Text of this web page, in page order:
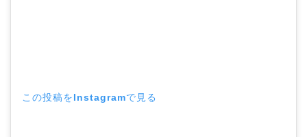
この投稿をInstagramで見る